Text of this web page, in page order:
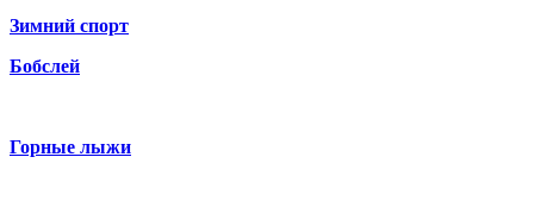
Зимний спорт
Бобслей
Горные лыжи